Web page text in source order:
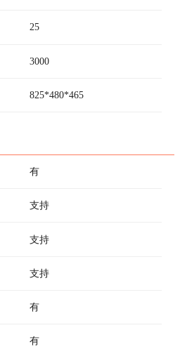
25
3000
825*480*465
有
支持
支持
支持
有
有